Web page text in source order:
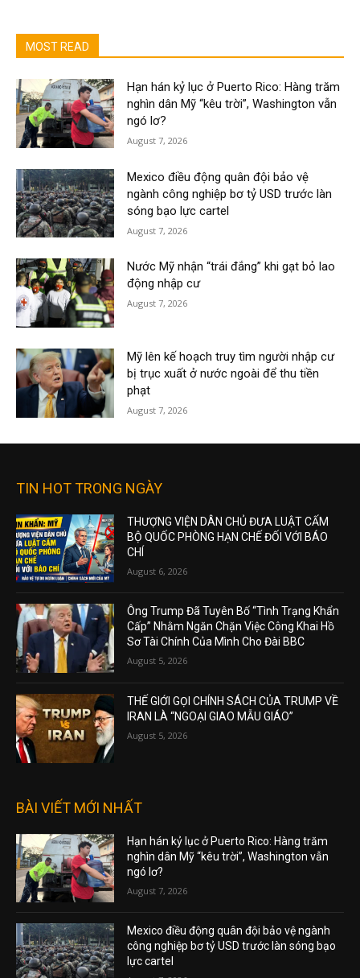
MOST READ
Hạn hán kỷ lục ở Puerto Rico: Hàng trăm
nghìn dân Mỹ “kêu trời”, Washington vẫn
ngó lơ?
August 7, 2026
Mexico điều động quân đội bảo vệ
ngành công nghiệp bơ tỷ USD trước làn
sóng bạo lực cartel
August 7, 2026
Nước Mỹ nhận “trái đắng” khi gạt bỏ lao
động nhập cư
August 7, 2026
Mỹ lên kế hoạch truy tìm người nhập cư
bị trục xuất ở nước ngoài để thu tiền
phạt
August 7, 2026
TIN HOT TRONG NGÀY
THƯỢNG VIỆN DÂN CHỦ ĐƯA LUẬT CẤM
BỘ QUỐC PHÒNG HẠN CHẾ ĐỐI VỚI BÁO
CHÍ
August 6, 2026
Ông Trump Đã Tuyên Bố “Tình Trạng Khẩn
Cấp” Nhằm Ngăn Chặn Việc Công Khai Hồ
Sơ Tài Chính Của Mình Cho Đài BBC
August 5, 2026
THẾ GIỚI GỌI CHÍNH SÁCH CỦA TRUMP VỀ
IRAN LÀ “NGOẠI GIAO MẪU GIÁO”
August 5, 2026
BÀI VIẾT MỚI NHẤT
Hạn hán kỷ lục ở Puerto Rico: Hàng trăm
nghìn dân Mỹ “kêu trời”, Washington vẫn
ngó lơ?
August 7, 2026
Mexico điều động quân đội bảo vệ ngành
công nghiệp bơ tỷ USD trước làn sóng bạo
lực cartel